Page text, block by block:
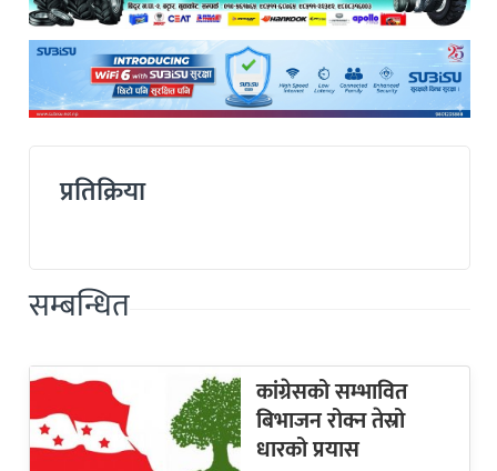
प्रतिक्रिया
सम्बन्धित
कांग्रेसको सम्भावित
बिभाजन रोक्न तेस्रो
धारको प्रयास